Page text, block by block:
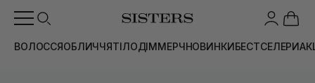
ВОЛОССЯОБЛИЧЧЯТІЛОДІММЕРЧНОВИНКИБЕСТСЕЛЕРИ